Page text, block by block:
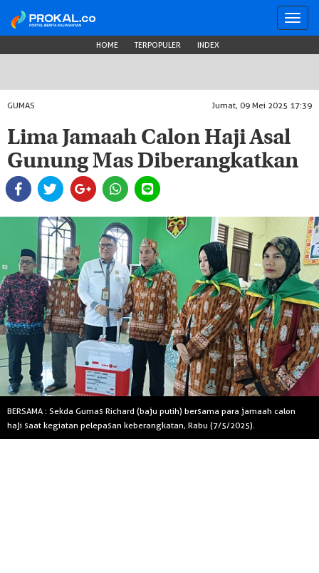
HOME TERPOPULER INDEX
GUMAS Jumat, 09 Mei 2025 17:39
Lima Jamaah Calon Haji Asal
Gunung Mas Diberangkatkan
BERSAMA : Sekda Gumas Richard (baju putih) bersama para jamaah calon
haji saat kegiatan pelepasan keberangkatan, Rabu (7/5/2025).